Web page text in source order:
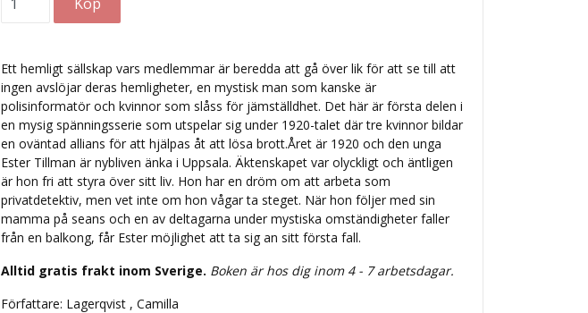
Ett hemligt sällskap vars medlemmar är beredda att gå över lik för att se till att
ingen avslöjar deras hemligheter, en mystisk man som kanske är
polisinformatör och kvinnor som slåss för jämställdhet. Det här är första delen i
en mysig spänningsserie som utspelar sig under 1920-talet där tre kvinnor bildar
en oväntad allians för att hjälpas åt att lösa brott.Året är 1920 och den unga
Ester Tillman är nybliven änka i Uppsala. Äktenskapet var olyckligt och äntligen
är hon fri att styra över sitt liv. Hon har en dröm om att arbeta som
privatdetektiv, men vet inte om hon vågar ta steget. När hon följer med sin
mamma på seans och en av deltagarna under mystiska omständigheter faller
från en balkong, får Ester möjlighet att ta sig an sitt första fall.
Alltid gratis frakt inom Sverige. Boken är hos dig inom 4 - 7 arbetsdagar.
Författare: Lagerqvist , Camilla